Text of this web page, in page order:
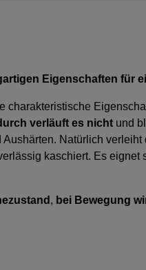
Eigenschaften für
verläuft es nicht und
Natürlich
kaschiert. Es
, bei Bewegung